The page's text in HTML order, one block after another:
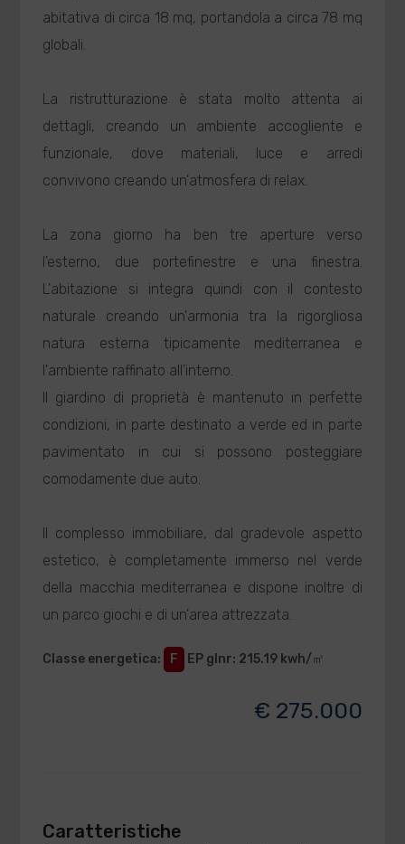
abitativa di circa 18 mq, portandola a circa 78 mq
globali.
La ristrutturazione è stata molto attenta ai
dettagli, creando un ambiente accogliente e
funzionale, dove materiali, luce e arredi
convivono creando un'atmosfera di relax.
La zona giorno ha ben tre aperture verso
l'esterno, due portefinestre e una finestra.
L'abitazione si integra quindi con il contesto
naturale creando un'armonia tra la rigorgliosa
natura esterna tipicamente mediterranea e
l'ambiente raffinato all'interno.
Il giardino di proprietà è mantenuto in perfette
condizioni, in parte destinato a verde ed in parte
pavimentato in cui si possono posteggiare
comodamente due auto.
Il complesso immobiliare, dal gradevole aspetto
estetico, è completamente immerso nel verde
della macchia mediterranea e dispone inoltre di
un parco giochi e di un'area attrezzata.
Classe energetica: F EP glnr: 215.19 kwh/㎡
€ 275.000
Caratteristiche